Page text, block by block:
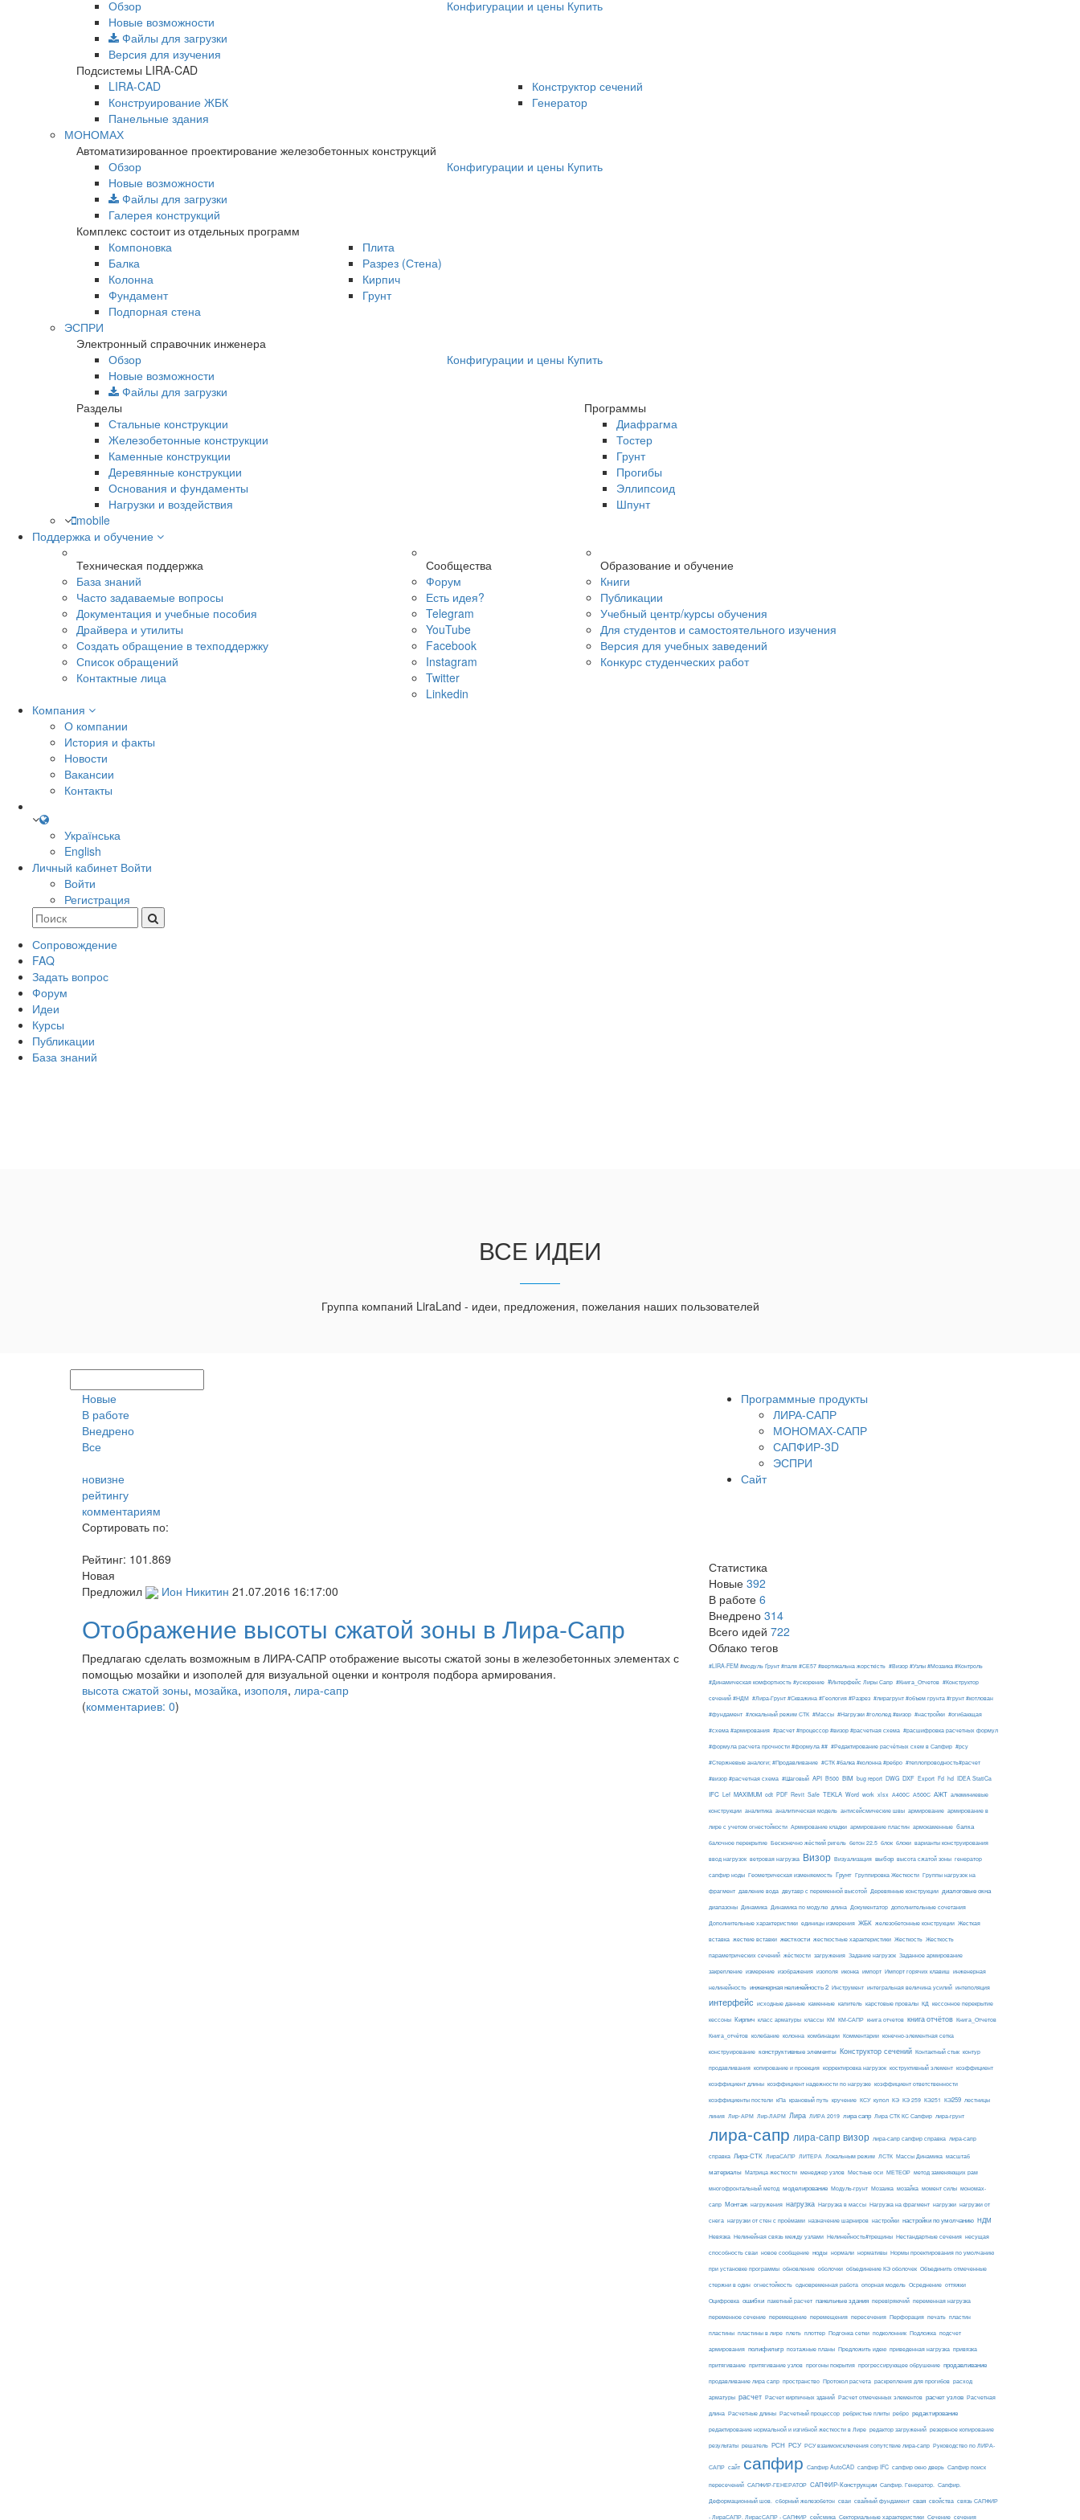
Обзор
Новые возможности
Файлы для загрузки
Версия для изучения
Конфигурации и цены Купить
Подсистемы LIRA-CAD
LIRA-CAD
Конструирование ЖБК
Панельные здания
Конструктор сечений
Генератор
МОНОМАХ
Автоматизированное проектирование железобетонных конструкций
Обзор
Новые возможности
Файлы для загрузки
Галерея конструкций
Конфигурации и цены Купить
Комплекс состоит из отдельных программ
Компоновка
Балка
Колонна
Фундамент
Подпорная стена
Плита
Разрез (Стена)
Кирпич
Грунт
ЭСПРИ
Электронный справочник инженера
Обзор
Новые возможности
Файлы для загрузки
Конфигурации и цены Купить
Разделы
Программы
Стальные конструкции
Железобетонные конструкции
Каменные конструкции
Деревянные конструкции
Основания и фундаменты
Нагрузки и воздействия
Диафрагма
Тостер
Грунт
Прогибы
Эллипсоид
Шпунт
mobile
Поддержка и обучение
Техническая поддержка
База знаний
Часто задаваемые вопросы
Документация и учебные пособия
Драйвера и утилиты
Создать обращение в техподдержку
Список обращений
Контактные лица
Сообщества
Форум
Есть идея?
Telegram
YouTube
Facebook
Instagram
Twitter
Linkedin
Образование и обучение
Книги
Публикации
Учебный центр/курсы обучения
Для студентов и самостоятельного изучения
Версия для учебных заведений
Конкурс студенческих работ
Компания
О компании
История и факты
Новости
Вакансии
Контакты
Українська
English
Личный кабинет Войти
Войти
Регистрация
Сопровождение
FAQ
Задать вопрос
Форум
Идеи
Курсы
Публикации
База знаний
ВСЕ ИДЕИ
Группа компаний LiraLand - идеи, предложения, пожелания наших пользователей
Новые
В работе
Внедрено
Все
новизне
рейтингу
комментариям
Сортировать по:
Рейтинг: 101.869
Новая
Предложил
Ион Никитин 21.07.2016 16:17:00
Отображение высоты сжатой зоны в Лира-Сапр
Предлагаю сделать возможным в ЛИРА-САПР отображение высоты сжатой зоны в железобетонных элементах с
помощью мозайки и изополей для визуальной оценки и контроля подбора армирования.
высота сжатой зоны, мозайка, изополя, лира-сапр
(комментариев: 0)
Программные продукты
ЛИРА-САПР
МОНОМАХ-САПР
САПФИР-3D
ЭСПРИ
Сайт
Статистика
Новые 392
В работе 6
Внедрено 314
Всего идей 722
Облако тегов
#LIRA-FEM #модуль Ґрунт #паля #СЕ57 #вертикальна жорсткість #Визор #Узлы #Мозаика #Контроль
#Динамическая комфортность #ускорение #Интерфейс Лиры Сапр #Книга_Отчетов #Конструктор
сечений #НДМ #Лира-Грунт #Скважина #Геология #Разрез #лирагрунт #объем грунта #грунт #котлован
#фундамент #локальный режим СТК #Массы #Нагрузки #гололед #визор #настройки #огибающая
#схема #армирования #расчет #процессор #визор #расчетная схема #расшифровка расчетных формул
#формула расчета прочности #формула ## #Редактирование расчётных схем в Сапфир #рсу
#Стержневые аналоги; #Продавливание #СТК #балка #колонна #ребро #теплопроводность#расчет
#визор #расчетная схема #Шаговый API B500 BIM bug report DWG DXF Export Fd hd IDEA StatiCa
IFC Lef MAXIMUM odt PDF Revit Safe TEKLA Word work xlsx А400С А500С АЖТ алюминиевые
конструкции аналитика аналитическая модель антисейсмические швы армирование армирование в
лире с учетом огнестойкости Армирование кладки армирование пластин армокаменные балка
балочное перекрытие Бесконечно жёсткий ригель бетон 22.5 блок блоки варианты конструирования
ввод нагрузок ветровая нагрузка Визор Визуализация выбор высота сжатой зоны генератор
сапфир ноды Геометрическая изменяемость Грунт Группировка Жесткости Группы нагрузок на
фрагмент давление вода двутавр с переменной высотой Деревянные конструкции диалоговые окна
диапазоны Динамика Динамика по модулю длина Документатор дополнительные сочетания
Дополнительные характеристики единицы измерения ЖБК железобетонные конструкции Жесткая
вставка жесткие вставки жесткости жесткостные характеристики Жесткость Жесткость
параметрических сечений жёсткости загружения Задание нагрузок Заданное армирование
закрепление измерение изображения изополя иконка импорт Импорт горячих клавиш инженерная
нелинейность инженерная нелинейность 2 Инструмент интегральная величина усилий интеполяция
интерфейс исходные данные каменные капитель карстовые провалы КД кессонное перекрытие
кессоны Кирпич класс арматуры классы КМ КМ-САПР книга отчетов книга отчётов Книга_Отчетов
Книга_отчётов колебание колонна комбинации Комментарии конечно-элементная сетка
конструирование конструктивные элементы Конструктор сечений Контактный стык контур
продавливания копирование и проекция корректировка нагрузок коструктивный элемент коэффициент
коэффициент длины коэффициент надежности по нагрузке коэффициент ответственности
коэффициенты постели кПа крановый путь кручение КСУ купол КЭ КЭ 259 КЭ251 КЭ259 лестницы
линия Лир-АРМ Лир-ЛАРМ Лира ЛИРА 2019 лира сапр Лира СТК КС Сапфир лира-грунт
лира-сапр лира-сапр визор лира-сапр сапфир справка лира-сапр
справка Лира-СТК ЛираСАПР ЛИТЕРА Локальным режим ЛСТК Массы Динамика масштаб
материалы Матрица жесткости менеджер узлов Местные оси МЕТЕОР метод заменяющих рам
многофронтальный метод моделирование Модуль-грунт Мозаика мозайка момент силы мономах-
сапр Монтаж нагружения нагрузка Нагрузка в массы Нагрузка на фрагмент нагрузки нагрузки от
снега нагрузки от стен с проёмами назначение шарниров настройки настройки по умолчанию НДМ
Невязка Нелинейная связь между узлами Нелинейность#трещины Нестандартные сечения несущая
способность сваи новое сообщение ноды нормали нормативы Нормы проектирования по умолчанию
при установке программы обновление оболочки объединение КЭ оболочек Объединить отмеченные
стержни в один огнестойкость одновременная работа опорная модель Осреднение оттяжки
Оцифровка ошибки пакетный расчет панельные здания перевіряючий переменная нагрузка
переменное сечение перемещение перемещения пересечения Перфорация печать пластин
пластины пластины в лире плеть плоттер Подгонка сетки подколонник Подложка подсчет
армирования полифильтр поэтажные планы Предложить идею приведенная нагрузка привязка
притягивание притягивание узлов прогоны покрытия прогрессирующее обрушение продавливание
продавливание лира сапр пространство Протокол расчета раскрепления для прогибов расход
арматуры расчет Расчет кирпичных зданий Расчет отмеченных элементов расчет узлов Расчетная
длина Расчетные длины Расчетный процессор ребристые плиты ребро редактирование
редактирование нормальной и изгибной жесткости в Лире редактор загружений резервное копирование
результаты решатель РСН РСУ РСУ взаимоисключения сопутствие лира-сапр Руководство по ЛИРА-
САПР сайт сапфир Сапфир AutoCAD сапфир IFC сапфир окно дверь Сапфир поиск
пересечений САПФИР-ГЕНЕРАТОР САПФИР-Конструкции Сапфир. Генератор. Сапфир.
Деформационный шов. сборный железобетон сваи свайный фундамент свая свойства связь САПФИР
- ЛираСАПР. ЛирасСАПР - САПФИР сейсмика Секториальные характеристики Сечение сечения